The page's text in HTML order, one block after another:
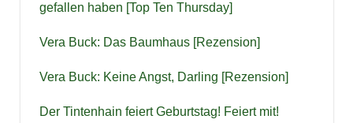
gefallen haben [Top Ten Thursday]
Vera Buck: Das Baumhaus [Rezension]
Vera Buck: Keine Angst, Darling [Rezension]
Der Tintenhain feiert Geburtstag! Feiert mit!